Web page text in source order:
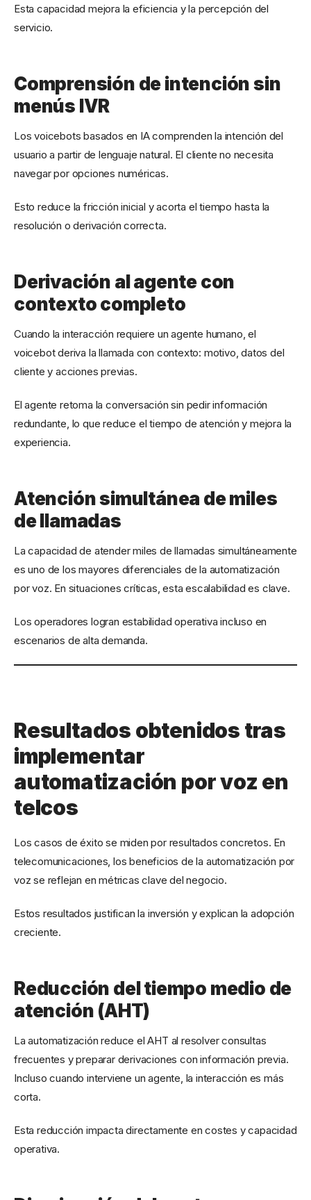
Esta capacidad mejora la eficiencia y la percepción del
servicio.
Comprensión de intención sin
menús IVR
Los voicebots basados en IA comprenden la intención del
usuario a partir de lenguaje natural. El cliente no necesita
navegar por opciones numéricas.
Esto reduce la fricción inicial y acorta el tiempo hasta la
resolución o derivación correcta.
Derivación al agente con
contexto completo
Cuando la interacción requiere un agente humano, el
voicebot deriva la llamada con contexto: motivo, datos del
cliente y acciones previas.
El agente retoma la conversación sin pedir información
redundante, lo que reduce el tiempo de atención y mejora la
experiencia.
Atención simultánea de miles
de llamadas
La capacidad de atender miles de llamadas simultáneamente
es uno de los mayores diferenciales de la automatización
por voz. En situaciones críticas, esta escalabilidad es clave.
Los operadores logran estabilidad operativa incluso en
escenarios de alta demanda.
Resultados obtenidos tras
implementar
automatización por voz en
telcos
Los casos de éxito se miden por resultados concretos. En
telecomunicaciones, los beneficios de la automatización por
voz se reflejan en métricas clave del negocio.
Estos resultados justifican la inversión y explican la adopción
creciente.
Reducción del tiempo medio de
atención (AHT)
La automatización reduce el AHT al resolver consultas
frecuentes y preparar derivaciones con información previa.
Incluso cuando interviene un agente, la interacción es más
corta.
Esta reducción impacta directamente en costes y capacidad
operativa.